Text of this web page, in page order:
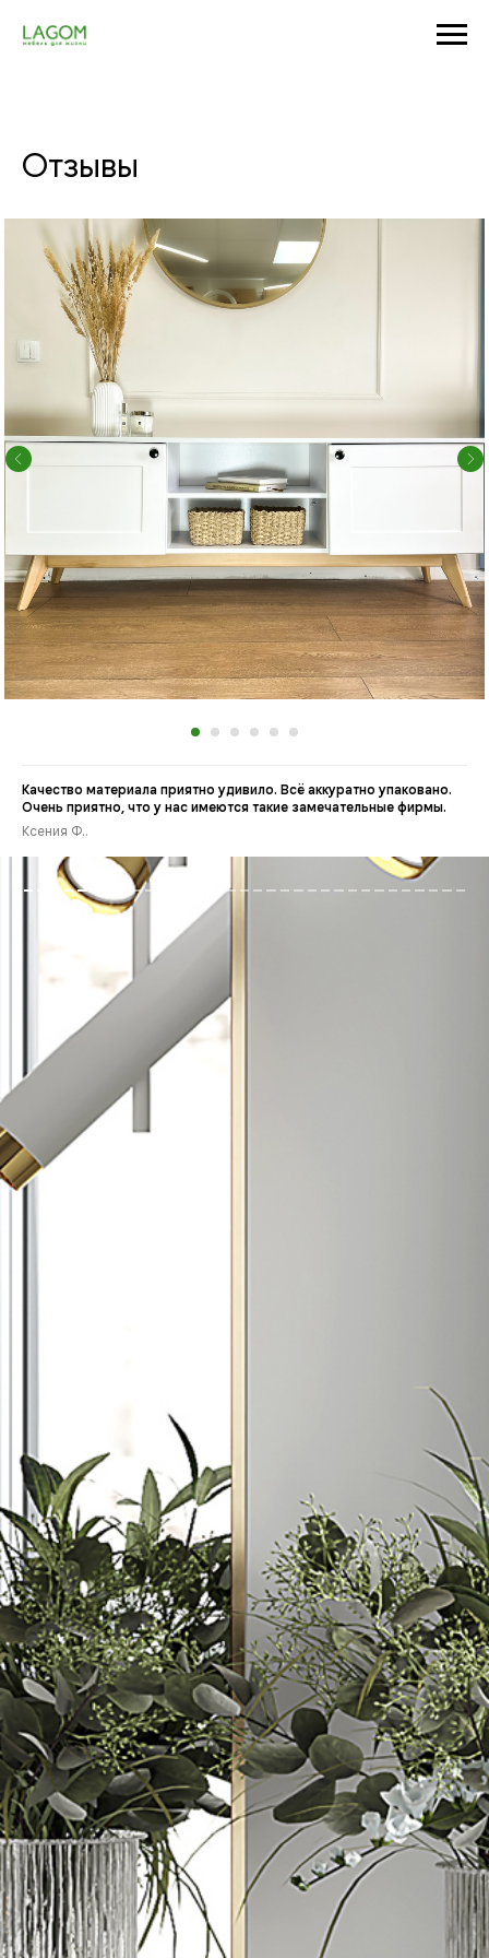
Отзывы
Качество материала приятно удивило. Всё аккуратно упаковано.
Очень приятно, что у нас имеются такие замечательные фирмы.
Ксения Ф..